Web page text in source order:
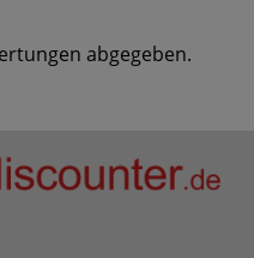
abgegeben.